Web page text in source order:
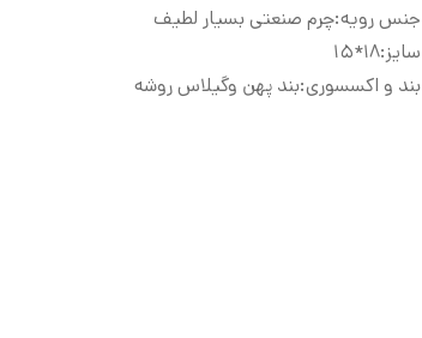
جنس رویه:چرم صنعتی بسیار لطیف
سایز:۱۸*15
بند و اکسسوری:بند پهن وگیلاس روشه